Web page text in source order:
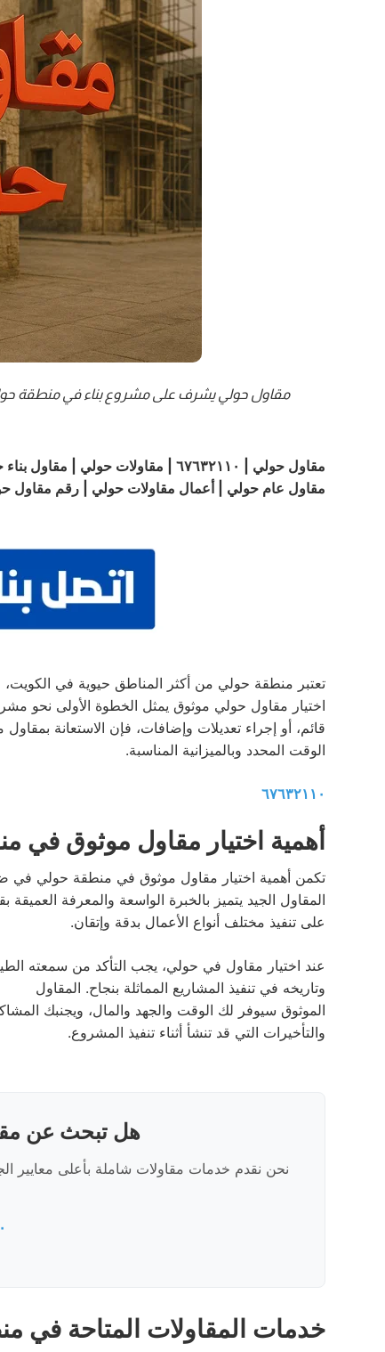
مقاول حولي يشرف على مشروع بناء في منطقة
مقاول حولي | ٦٧٦٣٢١١٠ | مقاولات
مقاول عام حولي | أعمال مقاولات حولي | رقم مقاول
تعتبر منطقة حولي من أكثر المناطق حيوية في الكويت،
اختيار مقاول حولي موثوق يمثل الخطوة الأولى نحو
قائم، أو إجراء تعديلات وإضافات، فإن الاستعانة
الوقت المحدد وبالميزانية المناسبة.
٦٧٦٣٢١١٠
أهمية اختيار مقاول موثوق في
تكمن أهمية اختيار مقاول موثوق في منطقة حولي في
المقاول الجيد يتميز بالخبرة الواسعة والمعرفة العميقة
على تنفيذ مختلف أنواع الأعمال بدقة وإتقان.
عند اختيار مقاول في حولي، يجب التأكد من سمعته
وتاريخه في تنفيذ المشاريع المماثلة بنجاح. المقاول
الموثوق سيوفر لك الوقت والجهد والمال، ويجنبك
والتأخيرات التي قد تنشأ أثناء تنفيذ المشروع.
هل تبحث عن
نحن نقدم خدمات مقاولات شاملة بأعلى معايير
خدمات المقاولات المتاحة في